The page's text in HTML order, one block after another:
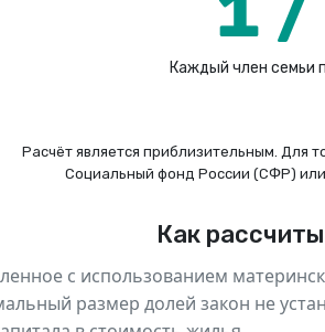
Каждый член семьи
Расчёт является приблизительным. Для
Социальный фонд России (СФР) или
Как
с использованием
размер долей закон не